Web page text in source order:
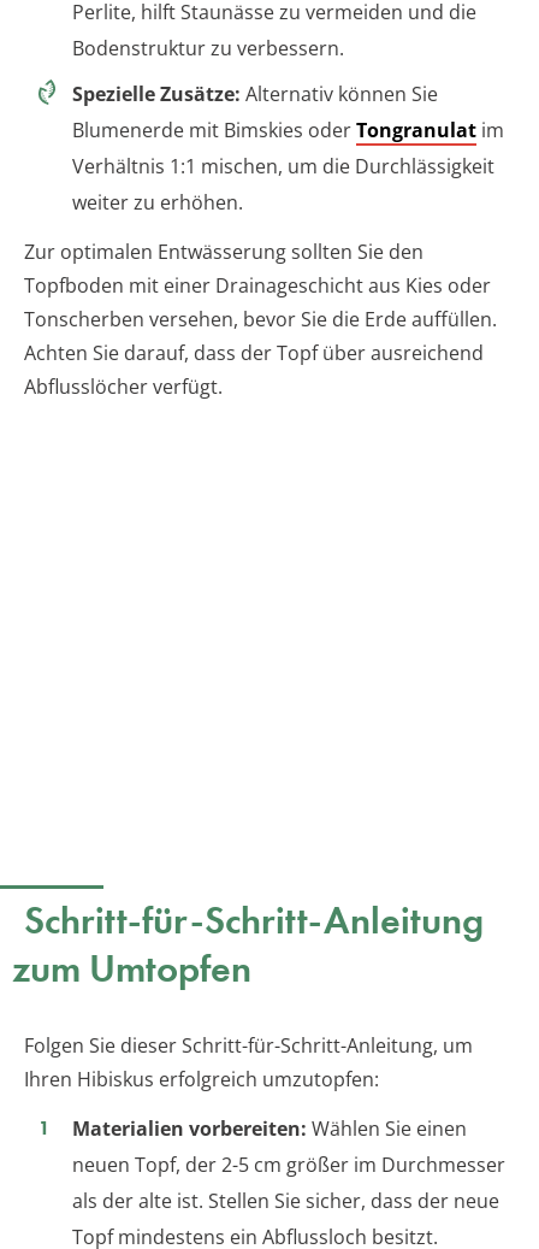
Perlite, hilft Staunässe zu vermeiden und die
Bodenstruktur zu verbessern.
Spezielle Zusätze: Alternativ können Sie
Blumenerde mit Bimskies oderTongranulat im
Verhältnis 1:1 mischen, um die Durchlässigkeit
weiter zu erhöhen.
Zur optimalen Entwässerung sollten Sie den
Topfboden mit einer Drainageschicht aus Kies oder
Tonscherben versehen, bevor Sie die Erde auffüllen.
Achten Sie darauf, dass der Topf über ausreichend
Abflusslöcher verfügt.
Schritt-für-Schritt-Anleitung
zum Umtopfen
Folgen Sie dieser Schritt-für-Schritt-Anleitung, um
Ihren Hibiskus erfolgreich umzutopfen:
Materialien vorbereiten: Wählen Sie einen
neuen Topf, der 2-5 cm größer im Durchmesser
als der alte ist. Stellen Sie sicher, dass der neue
Topf mindestens ein Abflussloch besitzt.